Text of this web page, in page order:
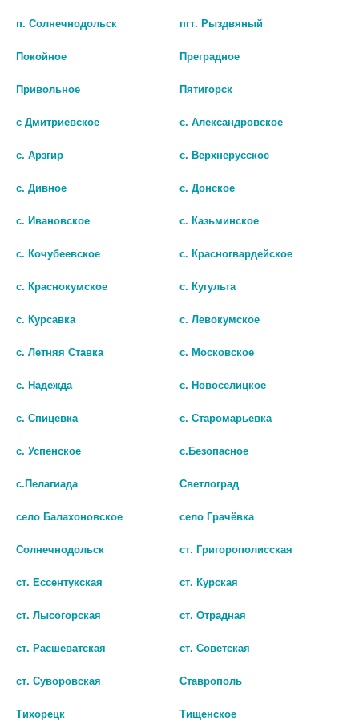
В КОРЗИНУ В КОРЗИНУ
350МЛ.
В КОРЗИНУ
НАНЕСЕНИЯ НА КОЖУ Д/УДАЛ.
5МЛ.
ТРОЙЧАТКА 400МГ/420МГ. №90
ТРОЙЧАТКА 400МГ. №40 КАПС. /
п. Солнечнодольск пгт. Рыздвяный
Покойное Преградное
Привольное Пятигорск
с Дмитриевское с. Александровское
с. Арзгир с. Верхнерусское
с. Дивное с. Донское
с. Ивановское с. Казьминское
с. Кочубеевское с. Красногвардейское
с. Краснокумское с. Кугульта
с. Курсавка с. Левокумское
с. Летняя Ставка с. Московское
с. Надежда с. Новоселицкое
с. Спицевка с. Старомарьевка
с. Успенское с.Безопасное
с.Пелагиада Светлоград
село Балахоновское село Грачёвка
Солнечнодольск ст. Григорополисская
ст. Ессентукская ст. Курская
ст. Лысогорская ст. Отрадная
ст. Расшеватская ст. Советская
ст. Суворовская Ставрополь
Тихорецк Тищенское